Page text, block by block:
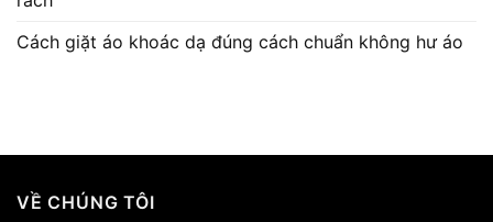
Cách giặt áo khoác dạ đúng cách chuẩn không hư áo
VỀ CHÚNG TÔI